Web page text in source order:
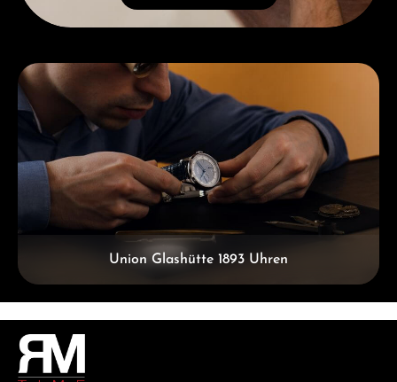
Kategoriegalerie überspringen
Union Glashütte 1893 Uhren